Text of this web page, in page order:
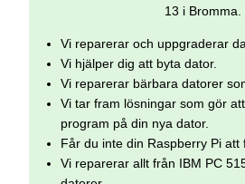
13 i Bromma.
Vi reparerar och uppgraderar
Vi hjälper dig att byta dator.
Vi reparerar bärbara datorer
Vi tar fram lösningar som gör
program på din nya dator.
Får du inte din Raspberry Pi att
Vi reparerar allt från IBM PC